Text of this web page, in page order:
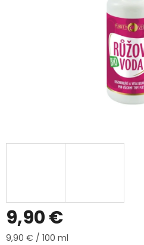
9,90 €
Jednotková
9,90 € / 100 ml